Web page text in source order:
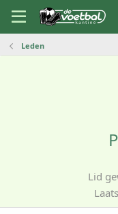
Leden
Lid